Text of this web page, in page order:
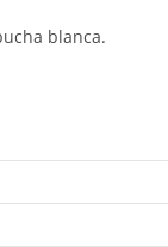
blanca.